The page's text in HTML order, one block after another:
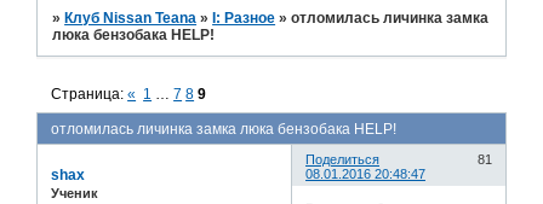
» Клуб Nissan Teana » I: Разное »отломилась личинка замка
люка бензобака HELP!
отломилась личинка замка люка бензобака HELP!
Страница:« 1 7 8 9
Поделиться
81
08.01.2016 20:48:47
shax
Ученик